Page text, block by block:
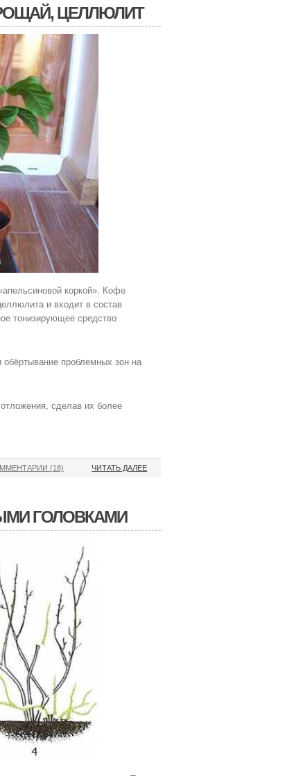
ЦЕЛЛЮЛИТ
коркой». Кофе
и входит в состав
тонизирующее средство
проблемных зон на
сделав их более
ЧИТАТЬ ДАЛЕЕ
(18)
ГОЛОВКАМИ